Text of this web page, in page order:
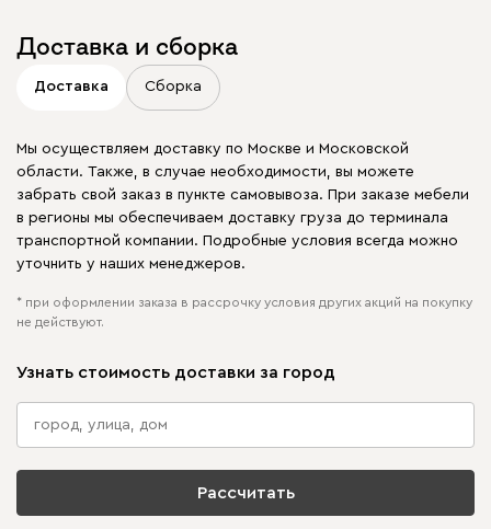
Доставка и сборка
Доставка Сборка
Мы осуществляем доставку по Москве и Московской
области. Также, в случае необходимости, вы можете
забрать свой заказ в пункте самовывоза. При заказе мебели
в регионы мы обеспечиваем доставку груза до терминала
транспортной компании. Подробные условия всегда можно
уточнить у наших менеджеров.
* при оформлении заказа в рассрочку условия других акций на покупку
не действуют.
Узнать стоимость доставки за город
Рассчитать